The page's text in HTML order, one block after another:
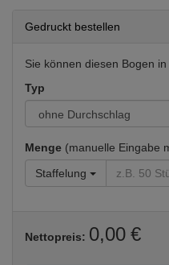
Gedruckt bestellen
Sie können diesen Bogen
Typ
Menge (manuelle Eingabe
Staffelung
Nettopreis: 0,00 €